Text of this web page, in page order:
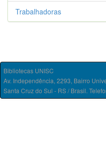
Trabalhadoras
Bibliotecas UNISC
Av. Independência, 2293, Bairro
Santa Cruz do Sul - RS / Brasil.